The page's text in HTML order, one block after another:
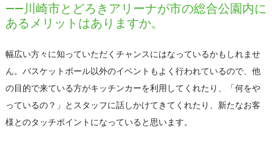
――川崎市とどろきアリーナが市の総合公園内に
あるメリットはありますか。
幅広い方々に知っていただくチャンスにはなっているかもしれませ
ん。バスケットボール以外のイベントもよく行われているので、他
の目的で来ている方がキッチンカーを利用してくれたり、「何をや
っているの？」とスタッフに話しかけてきてくれたり、新たなお客
様とのタッチポイントになっていると思います。